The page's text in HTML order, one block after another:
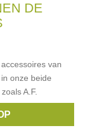
DE
van
onze beide
A.F.
,hip